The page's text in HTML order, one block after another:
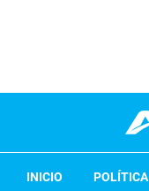
INICIO POLÍTICA